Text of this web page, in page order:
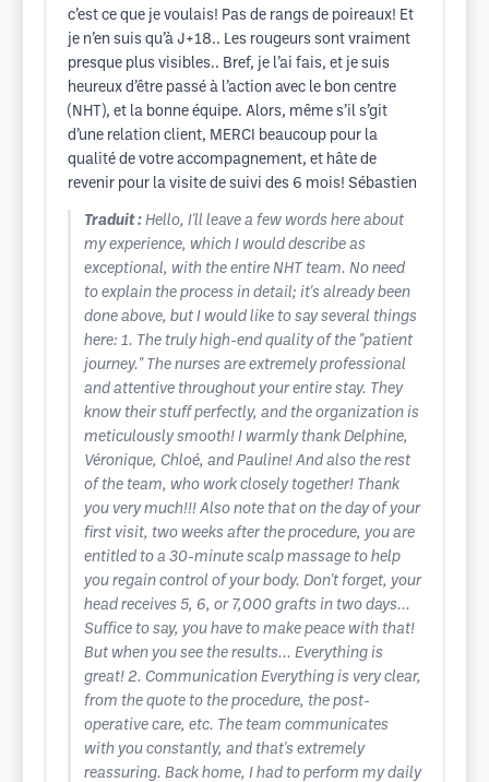
c’est ce que je voulais! Pas de rangs de poireaux! Et
je n’en suis qu’à J+18.. Les rougeurs sont vraiment
presque plus visibles.. Bref, je l’ai fais, et je suis
heureux d’être passé à l’action avec le bon centre
(NHT), et la bonne équipe. Alors, même s’il s’git
d’une relation client, MERCI beaucoup pour la
qualité de votre accompagnement, et hâte de
revenir pour la visite de suivi des 6 mois! Sébastien
Traduit : Hello, I'll leave a few words here about
my experience, which I would describe as
exceptional, with the entire NHT team. No need
to explain the process in detail; it's already been
done above, but I would like to say several things
here: 1. The truly high-end quality of the "patient
journey." The nurses are extremely professional
and attentive throughout your entire stay. They
know their stuff perfectly, and the organization is
meticulously smooth! I warmly thank Delphine,
Véronique, Chloé, and Pauline! And also the rest
of the team, who work closely together! Thank
you very much!!! Also note that on the day of your
first visit, two weeks after the procedure, you are
entitled to a 30-minute scalp massage to help
you regain control of your body. Don't forget, your
head receives 5, 6, or 7,000 grafts in two days...
Suffice to say, you have to make peace with that!
But when you see the results... Everything is
great! 2. Communication Everything is very clear,
from the quote to the procedure, the post-
operative care, etc. The team communicates
with you constantly, and that's extremely
reassuring. Back home, I had to perform my daily